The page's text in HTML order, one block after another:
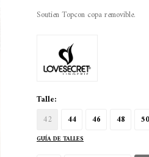
Soutien Topcon copa removible.
Talle:
42
44 46 48 50
GUÍA DE TALLES